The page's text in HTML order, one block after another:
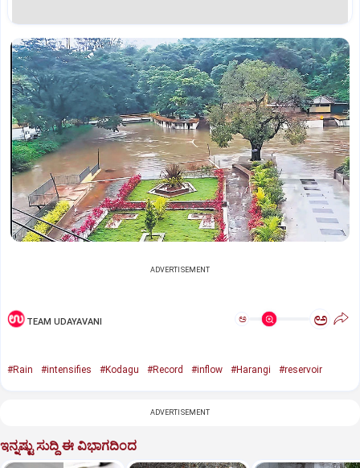
ADVERTISEMENT
TEAM UDAYAVANI ಅ ಅ
#Rain #intensifies #Kodagu #Record #inflow #Harangi #reservoir
ADVERTISEMENT
ಇನ್ನಷ್ಟು ಸುದ್ದಿ ಈ ವಿಭಾಗದಿಂದ